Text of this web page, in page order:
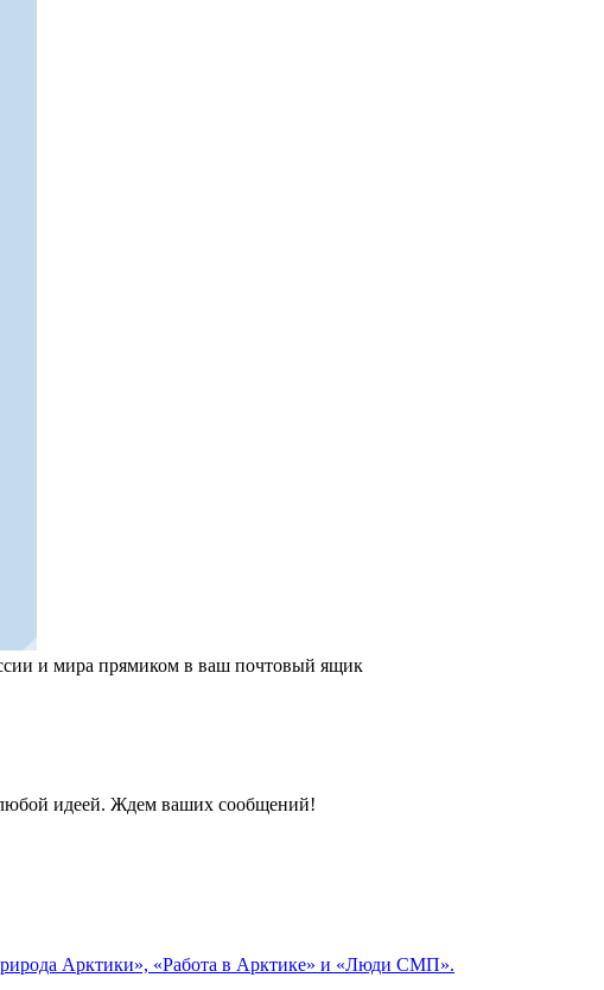
и мира прямиком в ваш почтовый ящик
любой идеей. Ждем ваших сообщений!
Арктики», «Работа в Арктике» и «Люди СМП».